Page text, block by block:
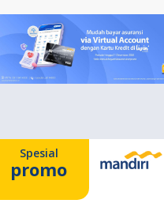
Spesial
promo